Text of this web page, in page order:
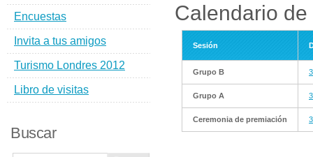
Calendario
Sesión
Grupo B
Grupo A
Ceremonia de premiación
Encuestas
Invita a tus amigos
Turismo Londres 2012
Libro de visitas
Buscar